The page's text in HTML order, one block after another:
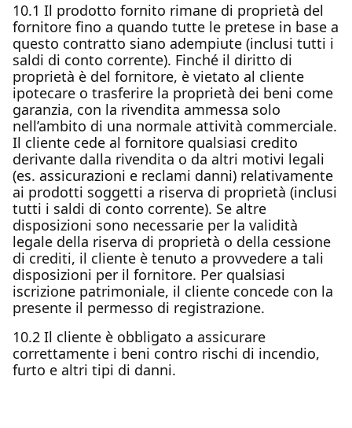
10.1 Il prodotto fornito rimane di proprietà del
fornitore fino a quando tutte le pretese in base a
questo contratto siano adempiute (inclusi tutti i
saldi di conto corrente). Finché il diritto di
proprietà è del fornitore, è vietato al cliente
ipotecare o trasferire la proprietà dei beni come
garanzia, con la rivendita ammessa solo
nell’ambito di una normale attività commerciale.
Il cliente cede al fornitore qualsiasi credito
derivante dalla rivendita o da altri motivi legali
(es. assicurazioni e reclami danni) relativamente
ai prodotti soggetti a riserva di proprietà (inclusi
tutti i saldi di conto corrente). Se altre
disposizioni sono necessarie per la validità
legale della riserva di proprietà o della cessione
di crediti, il cliente è tenuto a provvedere a tali
disposizioni per il fornitore. Per qualsiasi
iscrizione patrimoniale, il cliente concede con la
presente il permesso di registrazione.
10.2 Il cliente è obbligato a assicurare
correttamente i beni contro rischi di incendio,
furto e altri tipi di danni.